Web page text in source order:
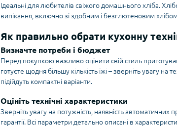
Ідеальні для любителів свіжого домашнього хліба.
випікання, включно зі здобним і безглютеновим хлібом,
Як правильно обрати кухонну
Визначте потреби і бюджет
Перед покупкою важливо оцінити свій стиль
готуєте щодня більшу кількість їжі – зверніть увагу
підійдуть компактні варіанти.
Оцініть технічні характеристики
Зверніть увагу на потужність, наявність автоматичних
гарантії. Всі параметри детально описані в